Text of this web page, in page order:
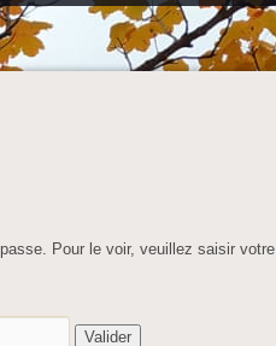
Pour le voir, veuillez saisir votre